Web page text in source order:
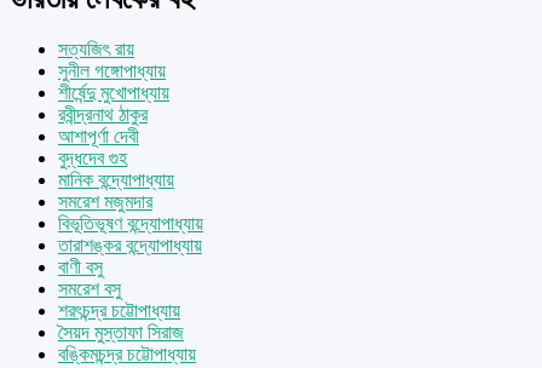
সত্যজিৎ রায়
সুনীল গঙ্গোপাধ্যায়
শীর্ষেন্দু মুখোপাধ্যায়
রবীন্দ্রনাথ ঠাকুর
আশাপূর্ণা দেবী
বুদ্ধদেব গুহ
মানিক বন্দ্যোপাধ্যায়
সমরেশ মজুমদার
বিভূতিভূষণ বন্দ্যোপাধ্যায়
তারাশঙ্কর বন্দ্যোপাধ্যায়
বাণী বসু
সমরেশ বসু
শরৎচন্দ্র চট্টোপাধ্যায়
সৈয়দ মুস্তাফা সিরাজ
বঙ্কিমচন্দ্র চট্টোপাধ্যায়